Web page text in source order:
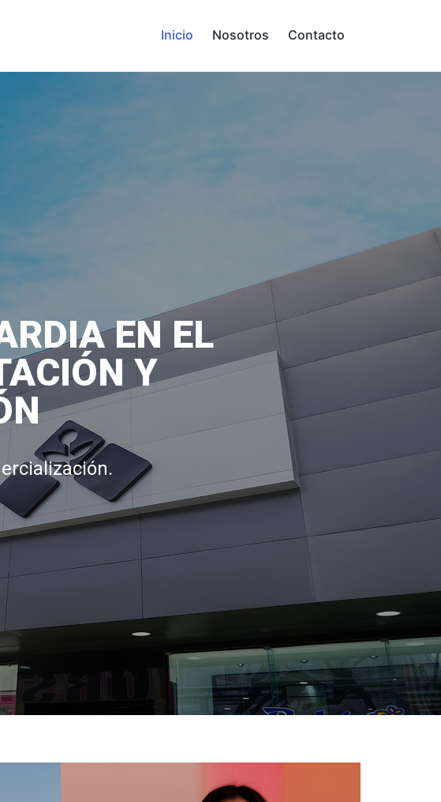
Inicio Nosotros Contacto
EN EL
Y